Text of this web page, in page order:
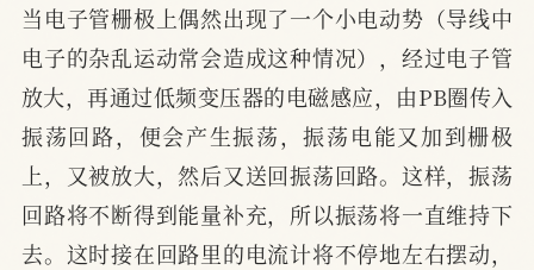
当电子管栅极上偶然出现了一个小电动势（导线中
电子的杂乱运动常会造成这种情况），经过电子管
放大，再通过低频变压器的电磁感应，由PB圈传入
振荡回路，便会产生振荡，振荡电能又加到栅极
上，又被放大，然后又送回振荡回路。这样，振荡
回路将不断得到能量补充，所以振荡将一直维持下
去。这时接在回路里的电流计将不停地左右摆动，